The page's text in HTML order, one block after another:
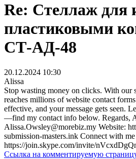
Re: Стеллаж для
пластиковыми
СТ-АД-48
20.12.2024 10:30
Alissa
Stop wasting money on clicks. With our
reaches millions of website contact
effective, and your message gets seen.
—find my contact info below. Regards,
Alissa.Owsley@morebiz.my Website:
submission-masters.ink Connect with
https://join.skype.com/invite/
Ссылка на комментируемую